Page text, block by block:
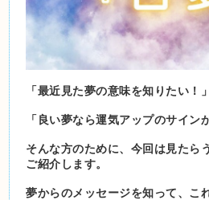
「最近見た夢の意味を知りたい！」
「良い夢なら運気アップのサイン
そんな方のために、今回は見たら
ご紹介します。
夢からのメッセージを知って、こ